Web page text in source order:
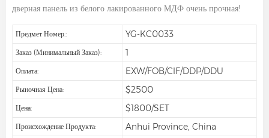
дверная панель из белого лакированного МДФ очень прочная!
Предмет Номер.: YG-KC0033
Заказ (минимальный Заказ): 1
Оплата: EXW/FOB/CIF/DDP/DDU
Рыночная Цена: $2500
Цена: $1800/SET
Происхождение Продукта: Anhui Province, China